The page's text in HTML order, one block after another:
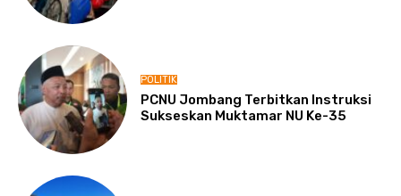
POLITIK
PCNU Jombang Terbitkan Instruksi
Sukseskan Muktamar NU Ke-35